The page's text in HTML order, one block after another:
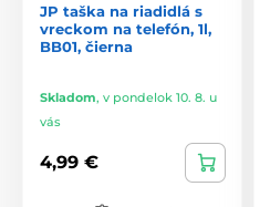
JP taška na riadidlá s
vreckom na telefón, 1l,
BB01, čierna
Skladom, v pondelok 10. 8. u
vás
4,99 €